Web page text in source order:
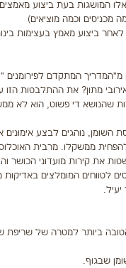
המושגות בעת ביצוע
וכמה מוציאים)
ביצוע מאמץ בעצימות
המתקדם לפירומנים
אירובי מתון? את
שהנושא די פשוט, הוא לא
נוהגים לבצע אימונים
ממשקלו. מרבית
את קירות מועדוני
המומלצים באדיקות
ביותר למטרה של שריפת
שבגוף.